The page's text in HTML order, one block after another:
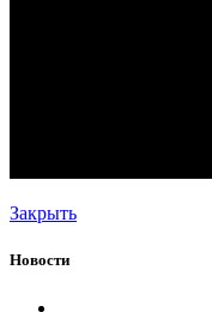
Закрыть
Новости